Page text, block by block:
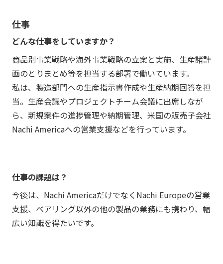
仕事
どんな仕事をしていますか？
商品別事業戦略や海外事業戦略の立案と実施、生産諸計
画のとりまとめ等を担当する部署で働いています。
私は、製造部門への生産指示書作成や生産納期回答を担
当。生産会議やプロジェクトチーム会議に出席しなが
ら、新規案件の進捗管理や納期管理、米国の販売子会社
Nachi Americaへの営業支援などを行っています。
仕事の課題は？
今後は、Nachi AmericaだけでなくNachi Europeの営業
支援、ベアリング以外の他の製品の業務にも携わり、幅
広い知識を得たいです。